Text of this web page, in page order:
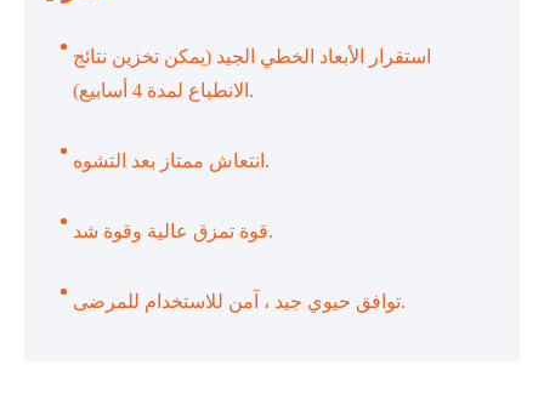
استقرار الأبعاد الخطي الجيد (يمكن تخزين نتائج
الانطباع لمدة 4 أسابيع).
انتعاش ممتاز بعد التشوه.
قوة تمزق عالية وقوة شد.
توافق حيوي جيد ، آمن للاستخدام للمرضى.